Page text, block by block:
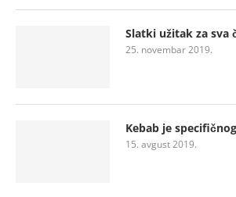
Slatki užitak za sva
25. novembar 2019.
Kebab je
15. avgust 2019.